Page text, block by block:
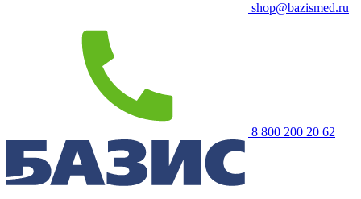
shop@bazismed.ru
8 800 200 20 62